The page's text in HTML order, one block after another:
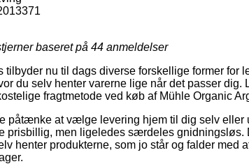
baseret på 44 anmeldelser
tilbyder nu til dags diverse forskellige former for
du selv henter varerne lige når det passer dig.
fragtmetode ved køb af Mühle Organic
påtænke at vælge levering hjem til dig selv eller
prisbillig, men ligeledes særdeles gnidningsløs.
henter produkterne, som jo står og falder med